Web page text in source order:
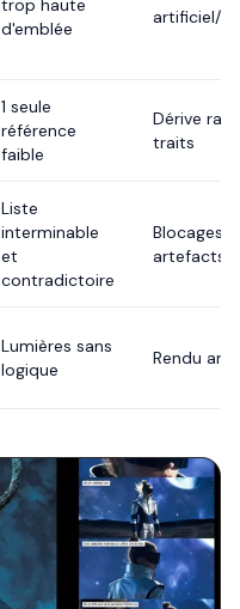
trop haute
d'emblée
artificiel/
1 seule
référence
faible
Dérive
traits
Liste
interminable
et
contradictoire
Blocages
artefacts
Lumières sans
logique
Rendu